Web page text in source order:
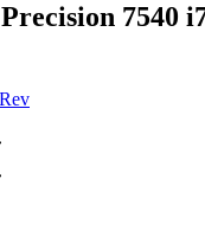
Precision 7540